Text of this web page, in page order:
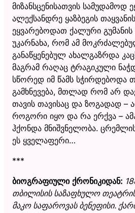
მიზანსცენისათვის სამუდამოდ
ალექსანდრე ყაზბეგის
ეყვარებოდათ ქალური
უკარნახა, რომ ამ
განაწყენებულ ახალგაზრდა
მაგრამ რაღაც ტრაგიკული
სწორედ იმ წამს სჭირდებოდა
გამხნევება, მთლად რომ არ
თავის თავისაც და ზოგადად –
როგორი იყო და რა ერქვა –
ჰქონდა მნიშვნელობა.
ეს ყველაფერი…
***
ბიოგრაფიული ქრონიკიდან:
თბილისის საზაფხულო
მაკო საფაროვას ბენეფისი.